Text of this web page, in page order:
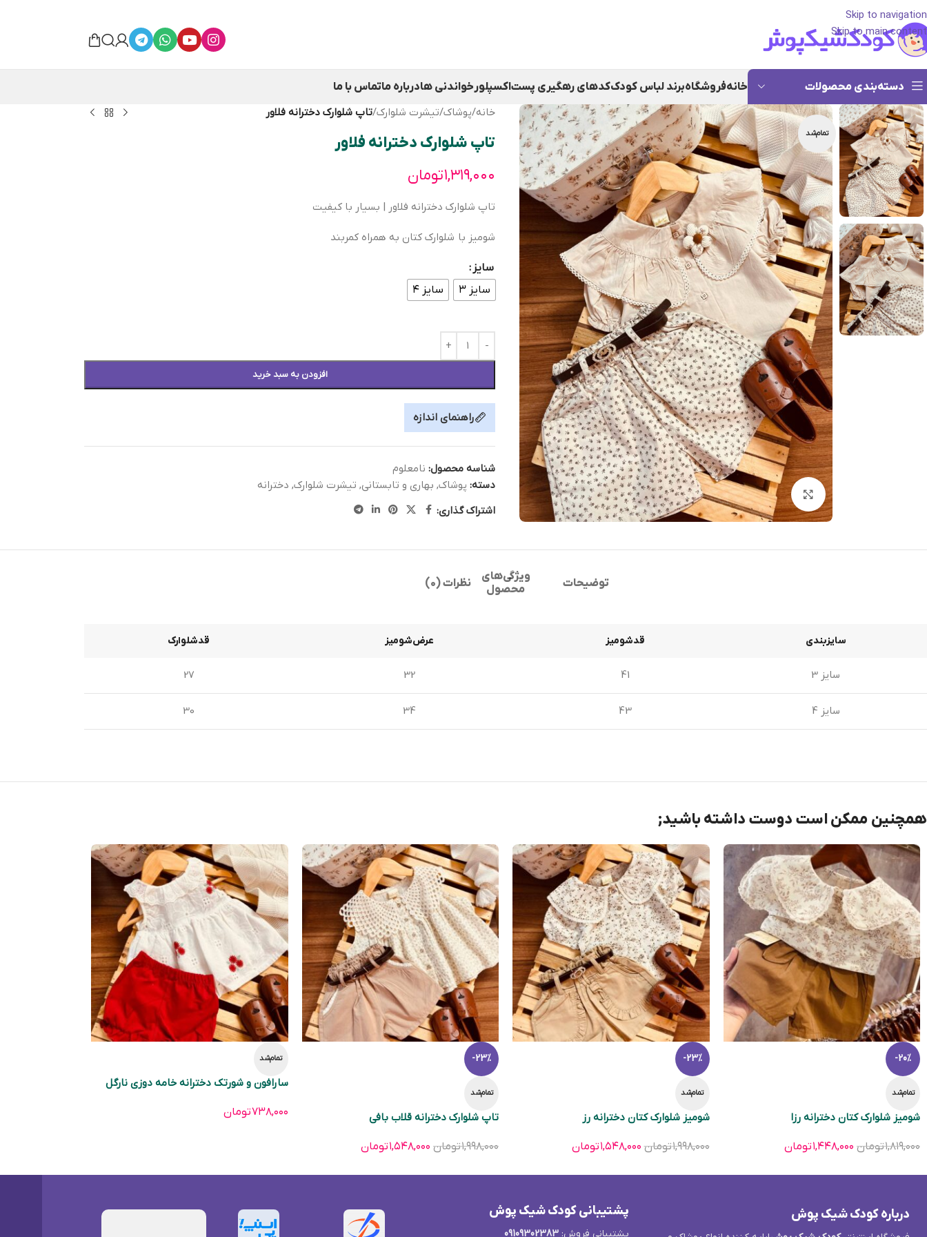
Skip to navigation
Skip to main content
دسته‌بندی محصولات خانهفروشگاهبرند لباس کودککدهای رهگیری پستاکسپلورخواندنی هادرباره ماتماس با ما
تمام‌شد
بزرگنمایی تصویر
خانه/پوشاک/تیشرت شلوارک/تاپ شلوارک دخترانه فلاور
تاپ شلوارک دخترانه فلاور
۱,۳۱۹,۰۰۰تومان
تاپ شلوارک دخترانه فلاور | بسیار با کیفیت
شومیز با شلوارک کتان به همراه کمربند
سایز
سایز ۳
سایز ۴
افزودن به سبد خرید
راهنمای اندازه
شناسه محصول: نامعلوم
دسته: پوشاک, بهاری و تابستانی, تیشرت شلوارک, دخترانه
اشتراک گذاری:
توضیحات
ویژگی‌های
محصول
نظرات (0)
سایزبندی قدشومیز عرض‌شومیز قدشلوارک
سایز 3 41
32
27
سایز 4 43
34
30
همچنین ممکن است دوست داشته باشید;
-20%
تمام‌شد
شومیز شلوارک کتان دخترانه رزا
۱,۸۱۹,۰۰۰تومان ۱,۴۴۸,۰۰۰تومان
-23%
تمام‌شد
شومیز شلوارک کتان دخترانه رز
۱,۹۹۸,۰۰۰تومان ۱,۵۴۸,۰۰۰تومان
-23%
تمام‌شد
تاپ شلوارک دخترانه قلاب بافی
۱,۹۹۸,۰۰۰تومان ۱,۵۴۸,۰۰۰تومان
تمام‌شد
سارافون و شورتک دخترانه خامه دوزی نارگل
۷۳۸,۰۰۰تومان
درباره کودک شیک پوش پشتیبانی کودک شیک پوش
پشتیبانی فروش:09109302383